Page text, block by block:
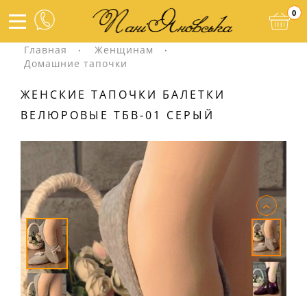
0
Главная
Женщинам
Домашние тапочки
ЖЕНСКИЕ ТАПОЧКИ БАЛЕТКИ
ВЕЛЮРОВЫЕ ТБВ-01 СЕРЫЙ